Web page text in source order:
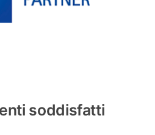
soddisfatti